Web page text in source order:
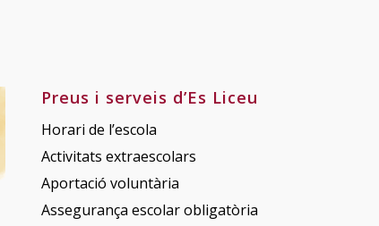
Preus i serveis d’Es Liceu
Horari de l’escola
Activitats extraescolars
Aportació voluntària
Assegurança escolar obligatòria